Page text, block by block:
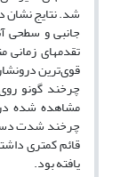
شد. نتایج نشان
جانبی و سطحی
تقدم­های زمانی
قوی‌ترین
چرخند گونو
مشاهده شده در
قائم کمتری
یافته بود.